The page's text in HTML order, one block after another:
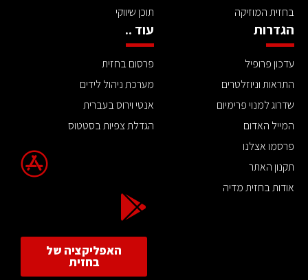
בחזית המוזיקה
תוכן שיווקי
הגדרות
עדכון פרופיל
התראות וניוזלטרים
שדרוג למנוי פרימיום
המייל האדום
פרסמו אצלנו
תקנון האתר
אודות בחזית מדיה
עוד ..
פרסום בחזית
מערכת ניהול לידים
אנטי וירוס בעברית
הגדלת צפיות בסטטוס
האפליקציה של
בחזית